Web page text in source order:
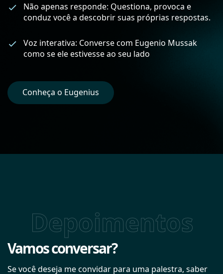
Não apenas responde: Questiona, provoca e
conduz você a descobrir suas próprias respostas.
Voz interativa: Converse com Eugenio Mussak
como se ele estivesse ao seu lado
Conheça o Eugenius
Depoimentos
Vamos conversar?
Se você deseja me convidar para uma palestra, saber